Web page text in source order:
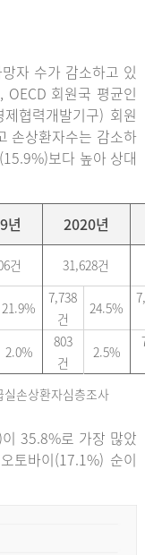
자 수가 감소하고 있
회원국 평균인
협력개발기구) 회원
손상환자수는 감소하
보다 높아 상대
년
2020년
건 31,628건
21.9%
7,738
건
24.5%
2.0%
803
건
2.5%
손상환자심층조사
35.8%로 가장 많았
토바이(17.1%) 순이